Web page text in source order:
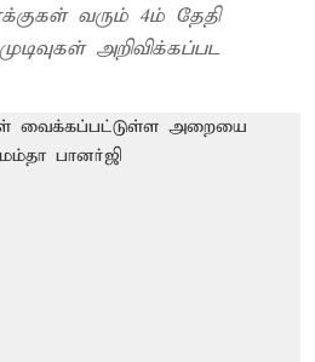
வரும் 4ம் தேதி
அறிவிக்கப்பட